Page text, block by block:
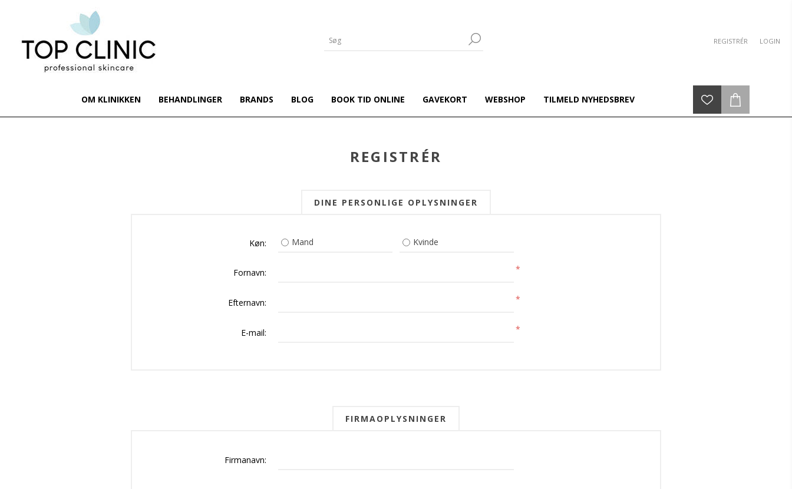
REGISTRÉR LOGIN
OM KLINIKKEN BEHANDLINGER BRANDS BLOG BOOK TID ONLINE GAVEKORT WEBSHOP TILMELD NYHEDSBREV
REGISTRÉR
DINE PERSONLIGE OPLYSNINGER
Køn: Mand Kvinde
Fornavn: *
Efternavn: *
E-mail: *
FIRMAOPLYSNINGER
Firmanavn: